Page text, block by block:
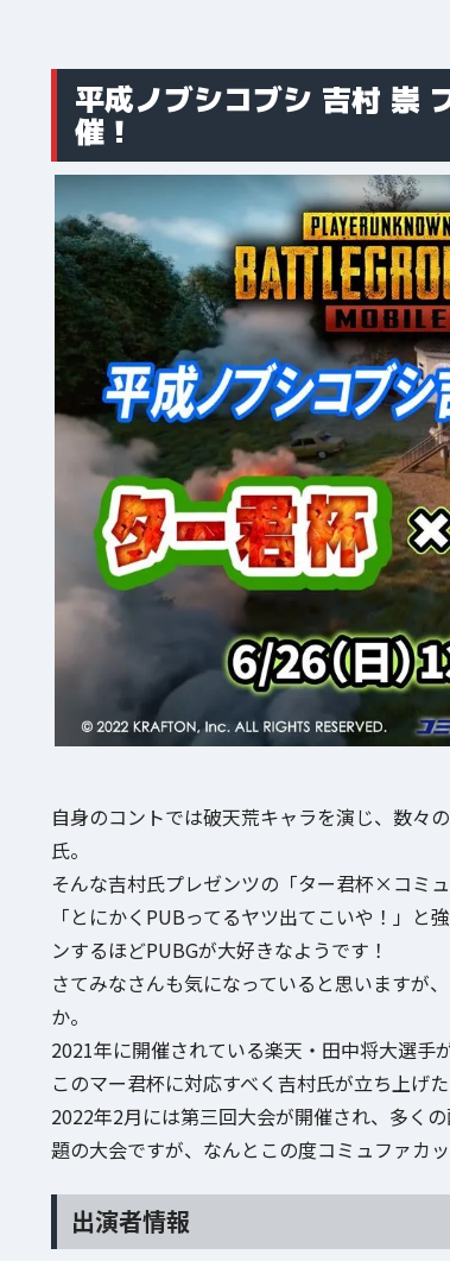
平成ノブシコブシ 吉村 崇
催！
自身のコントでは破天荒キャラを演じ、数々
氏。
そんな吉村氏プレゼンツの「ター君杯×コミュ
「とにかくPUBってるヤツ出てこいや！」
ンするほどPUBGが大好きなようです！
さてみなさんも気になっていると思いますが
か。
2021年に開催されている楽天・田中将大選手
このマー君杯に対応すべく吉村氏が立ち上げ
2022年2月には第三回大会が開催され、多く
題の大会ですが、なんとこの度コミュファカ
出演者情報